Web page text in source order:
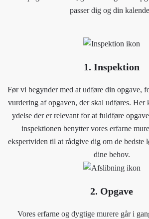
passer dig og din
1. Inspektion
Før vi begynder med at udføre din opgave,
vurdering af opgaven, der skal udføres. Her
ydelse der er relevant for at fuldføre
inspektionen benytter vores erfarne
ekspertviden til at rådgive dig om de bedste
dine behov.
2. Opgave
Vores erfarne og dygtige murere går i